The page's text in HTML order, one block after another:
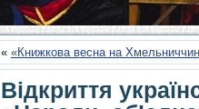
« «Книжкова весна на
Відкриття